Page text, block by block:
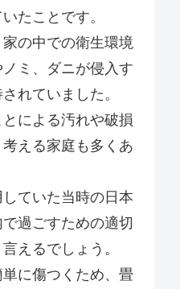
たことです。
の中での衛生環境
ミ、ダニが侵入す
れていました。
による汚れや破損
える家庭も多くあ
ていた当時の日本
過ごすための適切
えるでしょう。
に傷つくため、畳